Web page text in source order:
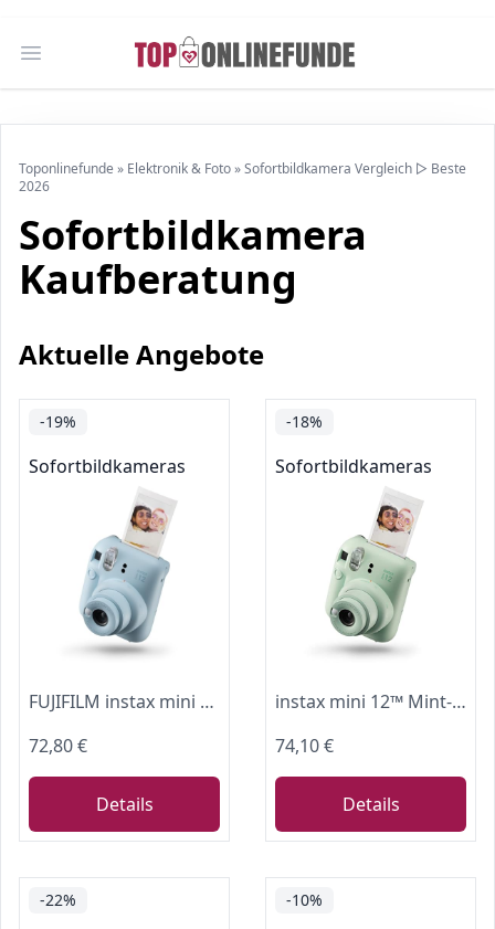
Open main menu
Toponlinefunde » Elektronik & Foto»Sofortbildkamera Vergleich ▷ Beste
2026
Sofortbildkamera
Kaufberatung
Aktuelle Angebote
-19%
Sofortbildkameras
FUJIFILM instax mini 12™ Sofortbildkamera für Erwachsene | Kamera mit Sofortdruck für farbige Erinnerungen zum Anfassen – Selfiespiegel, Nahaufnahmemodus & automatische Belichtung | Pastel Blue
72,80 €
Details
-18%
Sofortbildkameras
instax mini 12™ Mint-Green
74,10 €
Details
-22% -10%